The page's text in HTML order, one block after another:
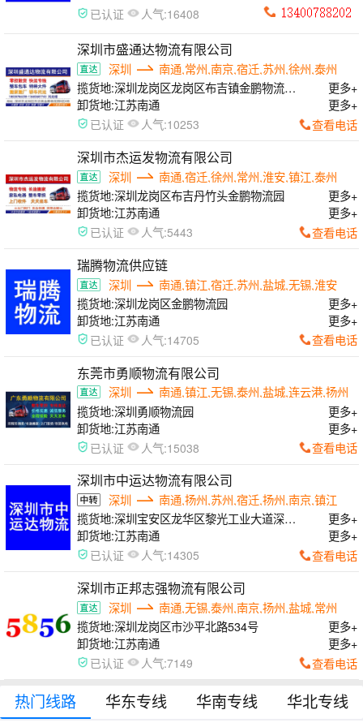
已认证 人气:16408
深圳市盛通达物流有限公司
深圳
南通,常州,南京,宿迁,苏州,徐州,泰州
揽货地:深圳龙岗区龙岗区布吉镇金鹏物流园
B区8栋
更多+
卸货地:江苏南通 更多+
已认证 人气:10253 查看电话
深圳市杰运发物流有限公司
深圳
南通,宿迁,徐州,常州,淮安,镇江,泰州
揽货地:深圳龙岗区布吉丹竹头金鹏物流园
更多+
卸货地:江苏南通 更多+
已认证 人气:5443 查看电话
瑞腾物流供应链
深圳
南通,镇江,宿迁,苏州,盐城,无锡,淮安
揽货地:深圳龙岗区金鹏物流园
更多+
卸货地:江苏南通 更多+
已认证 人气:14705 查看电话
东莞市勇顺物流有限公司
深圳
南通,镇江,无锡,泰州,盐城,连云港,扬州
揽货地:深圳勇顺物流园
更多+
卸货地:江苏南通 更多+
已认证 人气:15038 查看电话
深圳市中运达物流有限公司
深圳
南通,扬州,苏州,宿迁,扬州,南京,镇江
揽货地:深圳宝安区龙华区黎光工业大道深国
际华通源物流中心
更多+
卸货地:江苏南通 更多+
已认证 人气:14305 查看电话
深圳市正邦志强物流有限公司
深圳
南通,无锡,泰州,南京,扬州,盐城,常州
揽货地:深圳龙岗区市沙平北路534号
更多+
卸货地:江苏南通 更多+
已认证 人气:7149 查看电话
热门线路 华东专线 华南专线 华北专线